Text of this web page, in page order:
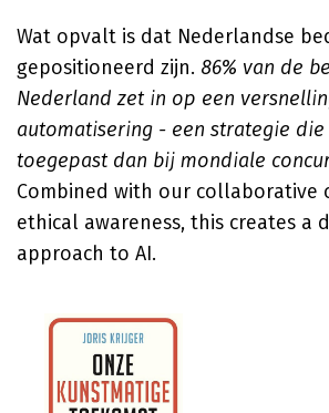
Wat opvalt is dat Nederlandse
gepositioneerd zijn. 86% van de
Nederland zet in op een
automatisering - een strategie
toegepast dan bij mondiale
Combined with our collaborative
ethical awareness, this creates a
approach to AI.